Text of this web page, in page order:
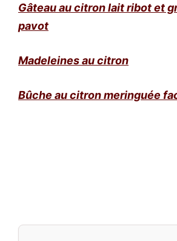
Gâteau au citron lait ribot et
pavot
Madeleines au citron
Bûche au citron meringuée